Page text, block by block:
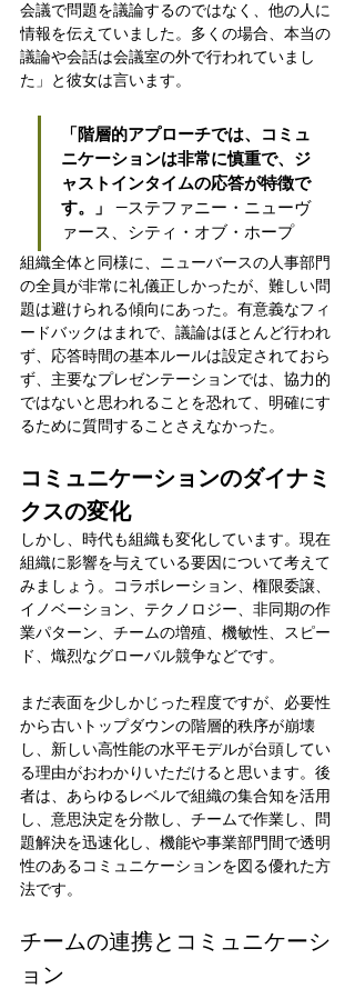
会議で問題を議論するのではなく、他の人に
情報を伝えていました。多くの場合、本当の
議論や会話は会議室の外で行われていまし
た」と彼女は言います。
「階層的アプローチでは、コミュ
ニケーションは非常に慎重で、ジ
ャストインタイムの応答が特徴で
す。」
—ステファニー・ニューヴ
ァース、シティ・オブ・ホープ
組織全体と同様に、ニューバースの人事部門
の全員が非常に礼儀正しかったが、難しい問
題は避けられる傾向にあった。有意義なフィ
ードバックはまれで、議論はほとんど行われ
ず、応答時間の基本ルールは設定されておら
ず、主要なプレゼンテーションでは、協力的
ではないと思われることを恐れて、明確にす
るために質問することさえなかった。
コミュニケーションのダイナミ
クスの変化
しかし、時代も組織も変化しています。現在
組織に影響を与えている要因について考えて
みましょう。コラボレーション、権限委譲、
イノベーション、テクノロジー、非同期の作
業パターン、チームの増殖、機敏性、スピー
ド、熾烈なグローバル競争などです。
まだ表面を少しかじった程度ですが、必要性
から古いトップダウンの階層的秩序が崩壊
し、新しい高性能の水平モデルが台頭してい
る理由がおわかりいただけると思います。後
者は、あらゆるレベルで組織の集合知を活用
し、意思決定を分散し、チームで作業し、問
題解決を迅速化し、機能や事業部門間で透明
性のあるコミュニケーションを図る優れた方
法です。
チームの連携とコミュニケーシ
ョン